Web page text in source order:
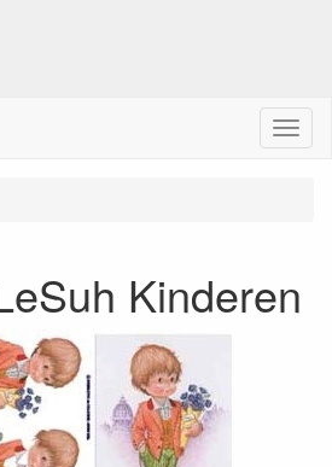
M
e
Kinderen